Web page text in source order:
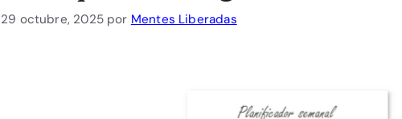
29 octubre, 2025 por Mentes Liberadas